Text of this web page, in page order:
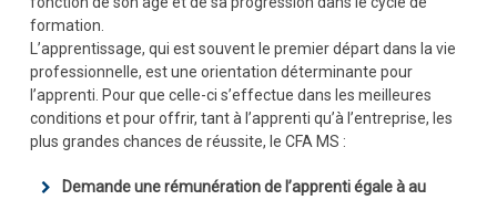
formation.
L’apprentissage, qui est souvent le premier départ dans la vie
professionnelle, est une orientation déterminante pour
l’apprenti. Pour que celle-ci s’effectue dans les meilleures
conditions et pour offrir, tant à l’apprenti qu’à l’entreprise, les
plus grandes chances de réussite, le CFA MS :
Demande une rémunération de l’apprenti égale à au